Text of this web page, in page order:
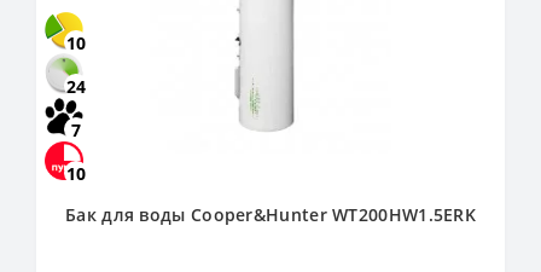
10
24
7
10
Бак для воды Cooper&Hunter WT200HW1.5ERK